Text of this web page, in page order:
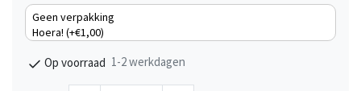
Op voorraad 1-2 werkdagen